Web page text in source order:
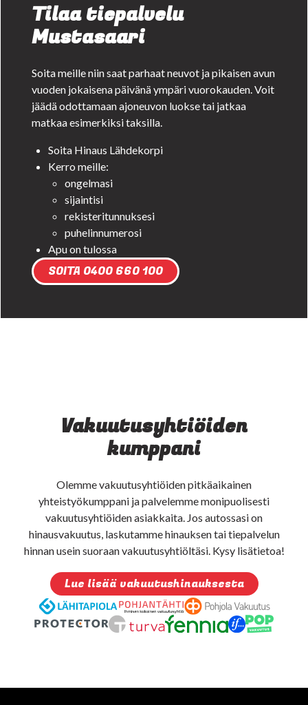
Tilaa tiepalvelu
Mustasaari
Soita meille niin saat parhaat neuvot ja pikaisen avun
vuoden jokaisena päivänä ympäri vuorokauden. Voit
jäädä odottamaan ajoneuvon luokse tai jatkaa
matkaa esimerkiksi taksilla.
Soita Hinaus Lähdekorpi
Kerro meille:
ongelmasi
sijaintisi
rekisteritunnuksesi
puhelinnumerosi
Apu on tulossa
SOITA 0400 660 100
Vakuutusyhtiöiden
kumppani
Olemme vakuutusyhtiöiden pitkäaikainen
yhteistyökumppani ja palvelemme monipuolisesti
vakuutusyhtiöiden asiakkaita. Jos autossasi on
hinausvakuutus, laskutamme hinauksen tai tiepalvelun
hinnan usein suoraan vakuutusyhtiöltäsi. Kysy lisätietoa!
Lue lisää vakuutushinauksesta